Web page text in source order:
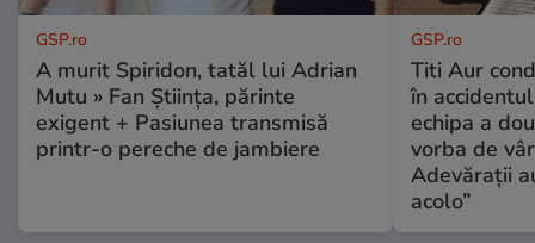
GSP.ro
A murit Spiridon, tatăl lui Adrian
Mutu » Fan Știința, părinte
exigent + Pasiunea transmisă
printr-o pereche de jambiere
GSP.ro
Titi Aur
în
echipa a
vorba de
Adevărații
acolo”